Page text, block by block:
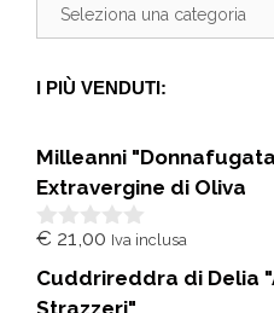
I PIÙ VENDUTI:
Milleanni
Extravergine di Oliva
0
u
5
€ 21,00 Iva inclusa
Cuddrireddra di Delia
Strazzeri"